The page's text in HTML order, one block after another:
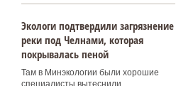
Экологи подтвердили загрязнение
реки под Челнами, которая
покрывалась пеной
Там в Минэкологии были хорошие
специалисты,вытеснили